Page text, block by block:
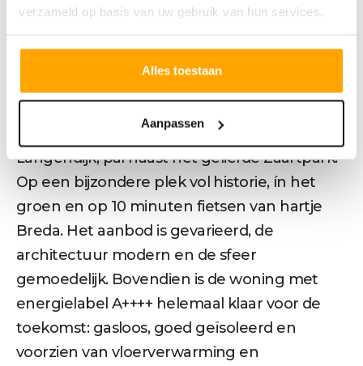
verzameld op basis van uw gebruik van hun services.
Alles toestaan
Aanpassen
badkamer met tegelwerk, wastafel en
De Kruidentuin maakt deel uit van Park
Langendijk, pal naast het geliefde Zaartpark.
Op een bijzondere plek vol historie, ín het
groen en op 10 minuten fietsen van hartje
Breda. Het aanbod is gevarieerd, de
architectuur modern en de sfeer
gemoedelijk. Bovendien is de woning met
energielabel A++++ helemaal klaar voor de
toekomst: gasloos, goed geïsoleerd en
voorzien van vloerverwarming en